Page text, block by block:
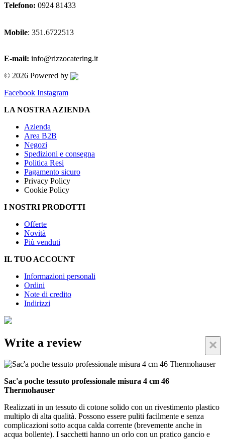
Telefono: 0924 81433
Mobile: 351.6722513
E-mail: info@rizzocatering.it
© 2026 Powered by
Facebook Instagram
LA NOSTRA AZIENDA
Azienda
Area B2B
Negozi
Spedizioni e consegna
Politica Resi
Pagamento sicuro
Privacy Policy
Cookie Policy
I NOSTRI PRODOTTI
Offerte
Novità
Più venduti
IL TUO ACCOUNT
Informazioni personali
Ordini
Note di credito
Indirizzi
×
Write a review
Sac'a poche tessuto professionale misura 4 cm 46
Thermohauser
Realizzati in un tessuto di cotone solido con un rivestimento plastico
multiplo di alta qualità. Possono essere puliti facilmente e senza
complicazioni sotto acqua calda corrente (brevemente anche in
acqua bollente). I sacchetti hanno un orlo con un pratico gancio e